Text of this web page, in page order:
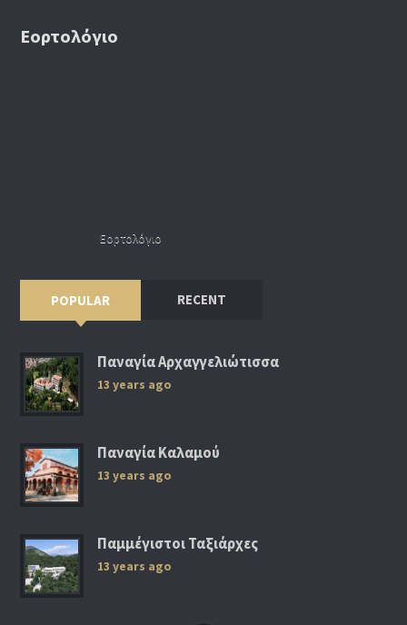
Εορτολόγιο
Εορτολόγιο
POPULAR RECENT
Παναγία Αρχαγγελιώτισσα
13 years ago
Παναγία Καλαμού
13 years ago
Παμμέγιστοι Ταξιάρχες
13 years ago